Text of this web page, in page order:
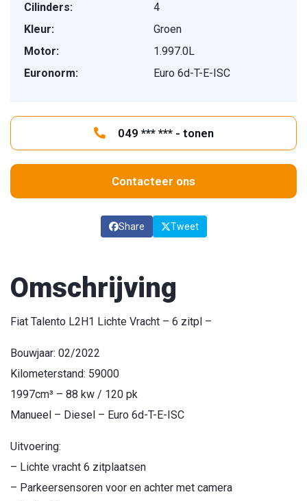
Cilinders:
4
Kleur:
Groen
Motor:
1.997.0L
Euronorm:
Euro 6d-T-E-ISC
049 *** *** - tonen
Contacteer ons
Share Tweet
Omschrijving
Fiat Talento L2H1 Lichte Vracht – 6 zitpl –
Bouwjaar: 02/2022
Kilometerstand: 59000
1997cm³ – 88 kw / 120 pk
Manueel – Diesel – Euro 6d-T-E-ISC
Uitvoering:
– Lichte vracht 6 zitplaatsen
– Parkeersensoren voor en achter met camera